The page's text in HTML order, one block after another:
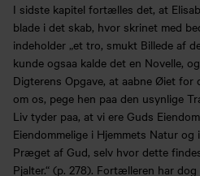
I sidste kapitel fortælles det, at
blade i det skab, hvor skrinet med
indeholder „et tro, smukt Billede af
kunde ogsaa kalde det en Novelle,
Digterens Opgave, at aabne Øiet for
om os, pege hen paa den usynlige
Liv tyder paa, at vi ere Guds
Eiendommelige i Hjemmets Natur
Præget af Gud, selv hvor dette
Pjalter.“ (p. 278). Fortælleren har